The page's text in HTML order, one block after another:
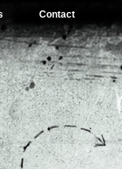
Contact